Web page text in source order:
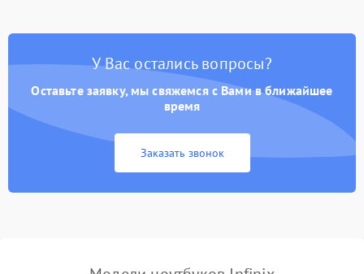
быстрая разрядка,
2500 ₽ Подробнее →
Неисправность зарядного
питания
2000 ₽ Подробнее →
неисправности кулера
пропадание диска
У Вас остались вопросы?
Оставьте заявку, мы свяжемся с Вами в ближайшее
время
Заказать звонок